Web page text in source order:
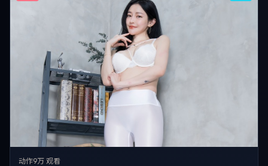
动作9万 观看